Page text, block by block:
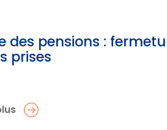
des pensions :
prises